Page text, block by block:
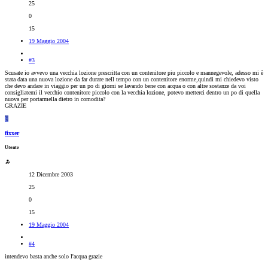
25
0
15
19 Maggio 2004
#3
Scusate io avvevo una vecchia lozione prescritta con un contenitore piu piccolo e mannegevole, adesso mi è
stata data una nuova lozione da far durare nell tempo con un contenitore enorme,quindi mi chiedevo visto
che devo andare in viaggio per un po di giorni se lavando bene con acqua o con altre sostanze da voi
consigliatemi il vecchio contenitore piccolo con la vecchia lozione, potevo metterci dentro un po di quella
nuova per portarmella dietro in comodita?
GRAZIE
F
fixxer
Utente
12 Dicembre 2003
25
0
15
19 Maggio 2004
#4
intendevo basta anche solo l'acqua grazie